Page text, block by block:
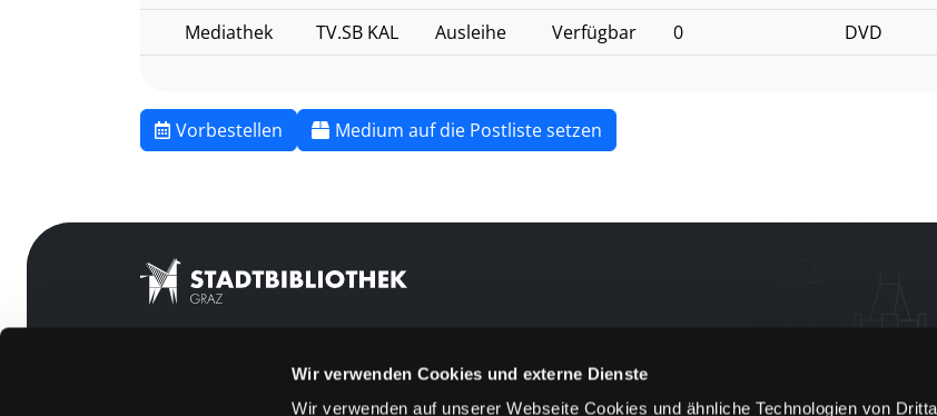
Wir verwenden Cookies und externe Dienste
Wir verwenden auf unserer Webseite Cookies und ähnliche Technologien von
Mediathek TV.SB KAL Ausleihe Verfügbar 0 DVD
Vorbestellen Medium auf die Postliste setzen
Feedback